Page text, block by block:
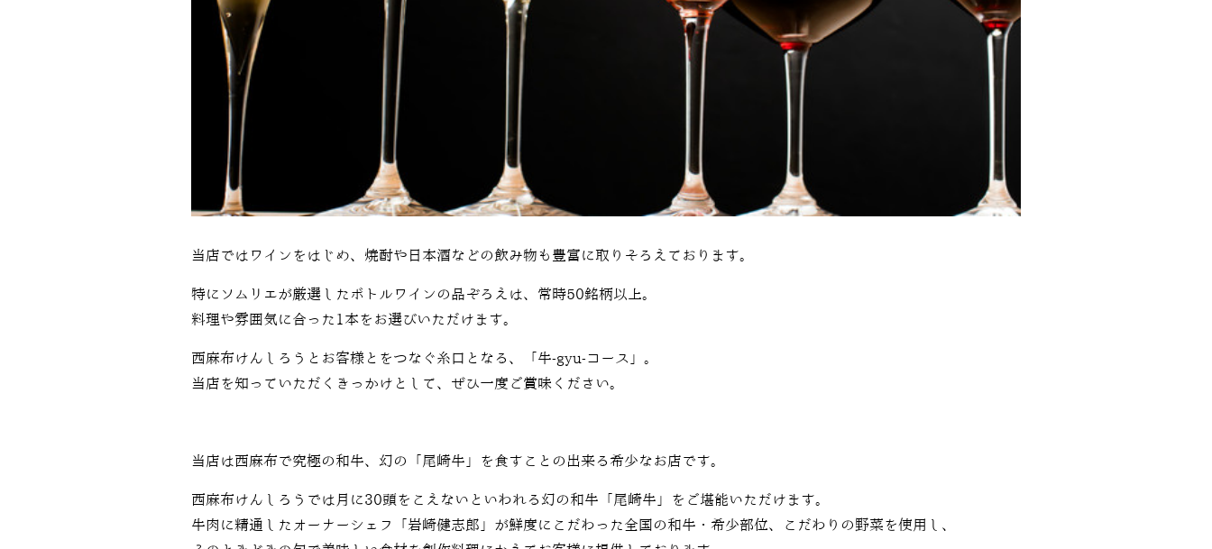
当店ではワインをはじめ、焼酎や日本酒などの飲み物も豊富に取りそろえております。
特にソムリエが厳選したボトルワインの品ぞろえは、常時50銘柄以上。
料理や雰囲気に合った1本をお選びいただけます。
西麻布けんしろうとお客様とをつなぐ糸口となる、「牛-gyu-コース」。
当店を知っていただくきっかけとして、ぜひ一度ご賞味ください。
当店は西麻布で究極の和牛、幻の「尾崎牛」を食すことの出来る希少なお店です。
西麻布けんしろうでは月に30頭をこえないといわれる幻の和牛「尾崎牛」をご堪能いただけます。
牛肉に精通したオーナーシェフ「岩崎健志郎」が鮮度にこだわった全国の和牛・希少部位、こだわりの野菜を使用し、